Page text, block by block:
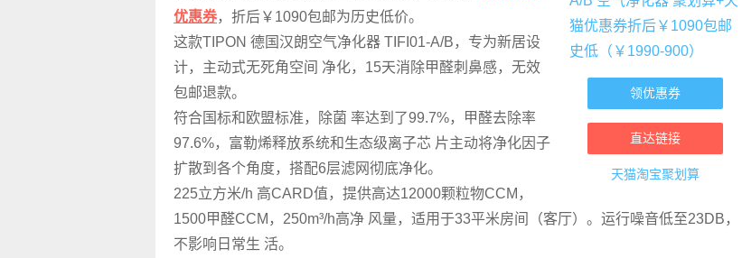
领优惠券
直达链接
天猫淘宝聚划算
优惠券，折后￥1090包邮为历史低价。
这款TIPON 德国汉朗空气净化器 TIFI01-A/B，专为新居设
计，主动式无死角空间 净化，15天消除甲醛刺鼻感，无效
包邮退款。
符合国标和欧盟标准，除菌 率达到了99.7%，甲醛去除率
97.6%，富勒烯释放系统和生态级离子芯 片主动将净化因子
扩散到各个角度，搭配6层滤网彻底净化。
225立方米/h 高CARD值，提供高达12000颗粒物CCM，
1500甲醛CCM，250m³/h高净 风量，适用于33平米房间（客厅）。运行噪音低至23DB，
不影响日常生 活。